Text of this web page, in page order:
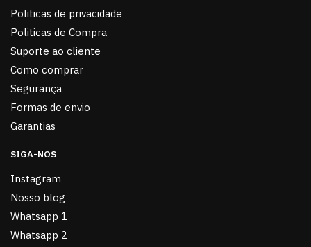
Politicas de privacidade
Politicas de Compra
Suporte ao cliente
Como comprar
Segurança
Formas de envio
Garantias
SIGA-NOS
Instagram
Nosso blog
Whatsapp 1
Whatsapp 2